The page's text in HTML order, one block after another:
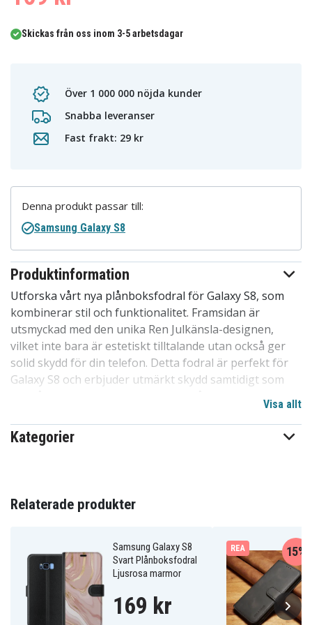
Skickas från oss inom 3-5 arbetsdagar
Över 1 000 000 nöjda kunder
Snabba leveranser
Fast frakt: 29 kr
Produktinformation
Utforska vårt nya plånboksfodral för Galaxy S8, som
kombinerar stil och funktionalitet. Framsidan är
utsmyckad med den unika Ren Julkänsla-designen,
vilket inte bara är estetiskt tilltalande utan också ger
solid skydd för din telefon. Detta fodral är perfekt för
Galaxy S8 och erbjuder utmärkt skydd samtidigt som
Fodralet stängs säkert med ett magnetlås och har en
inre beklädnad av sammet med kortfack. Den
skal. Denna två-i-ett-lösning förenar plånbok och
mobilskal, vilket gör det enkelt att hålla ordning på dina
specialutformad utskärning för kameran.
Produktdetaljer:
-Särskilt utformat för Galaxy S8 plånboksfodral.
Visa allt
Kategorier
Denna produkt passar till:
Samsung Galaxy S8
Relaterade produkter
Samsung Galaxy S8
Svart Plånboksfodral
Ljusrosa marmor
169 kr
REA 15%